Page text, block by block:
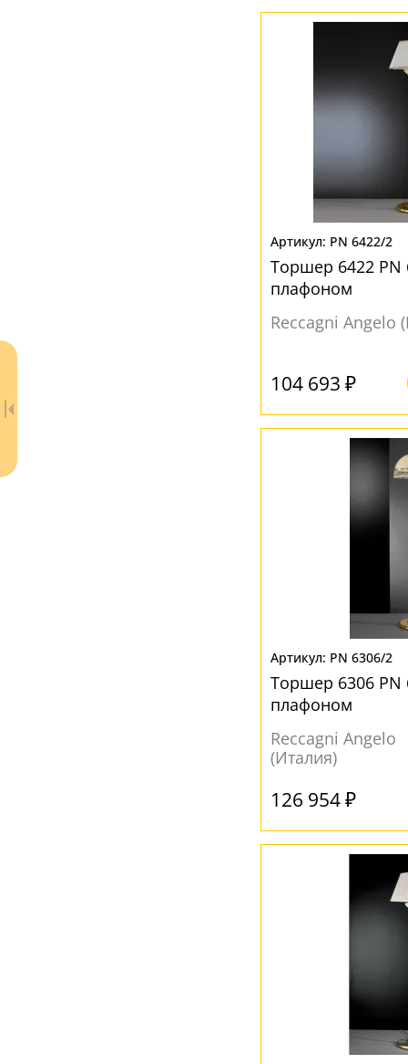
- бесплатная доставка
PN 6422/2
Торшер 6422 PN
плафоном
Reccagni Angelo
104 693 ₽
PN 6306/2
Торшер 6306 PN
плафоном
Reccagni Angelo
(Италия)
126 954 ₽